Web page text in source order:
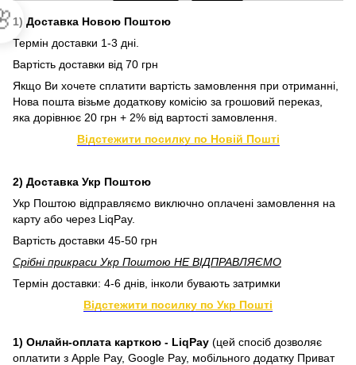
1) Доставка Новою Поштою
Термін доставки 1-3 дні.
Вартість доставки від 70 грн
Якщо Ви хочете сплатити вартість замовлення при отриманні,
Нова пошта візьме додаткову комісію за грошовий переказ,
яка дорівнює 20 грн + 2% від вартості замовлення.
Відстежити посилку по Новій Пошті
2) Доставка Укр Поштою
Укр Поштою відправляємо виключно оплачені замовлення на
карту або через LiqPay.
Вартість доставки 45-50 грн
Срібні прикраси Укр Поштою НЕ ВІДПРАВЛЯЄМО
Термін доставки: 4-6 днів, інколи бувають затримки
Відстежити посилку по Укр Пошті
1) Онлайн-оплата карткою - LiqPay (цей спосіб дозволяє
оплатити з Apple Pay, Google Pay, мобільного додатку Приват